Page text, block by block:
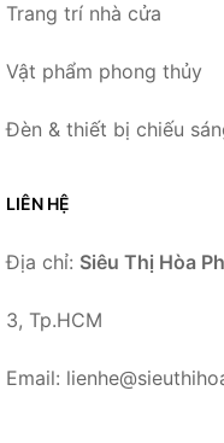
Trang trí nhà cửa
Vật phẩm phong thủy
Đèn & thiết bị chiếu
LIÊN HỆ
Địa chỉ: Siêu Thị Hòa
3, Tp.HCM
Email: